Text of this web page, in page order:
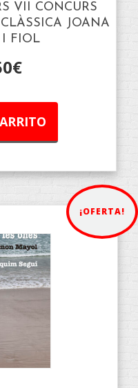
VII CONCURS
JOANA
I FIOL
€
¡OFERTA!